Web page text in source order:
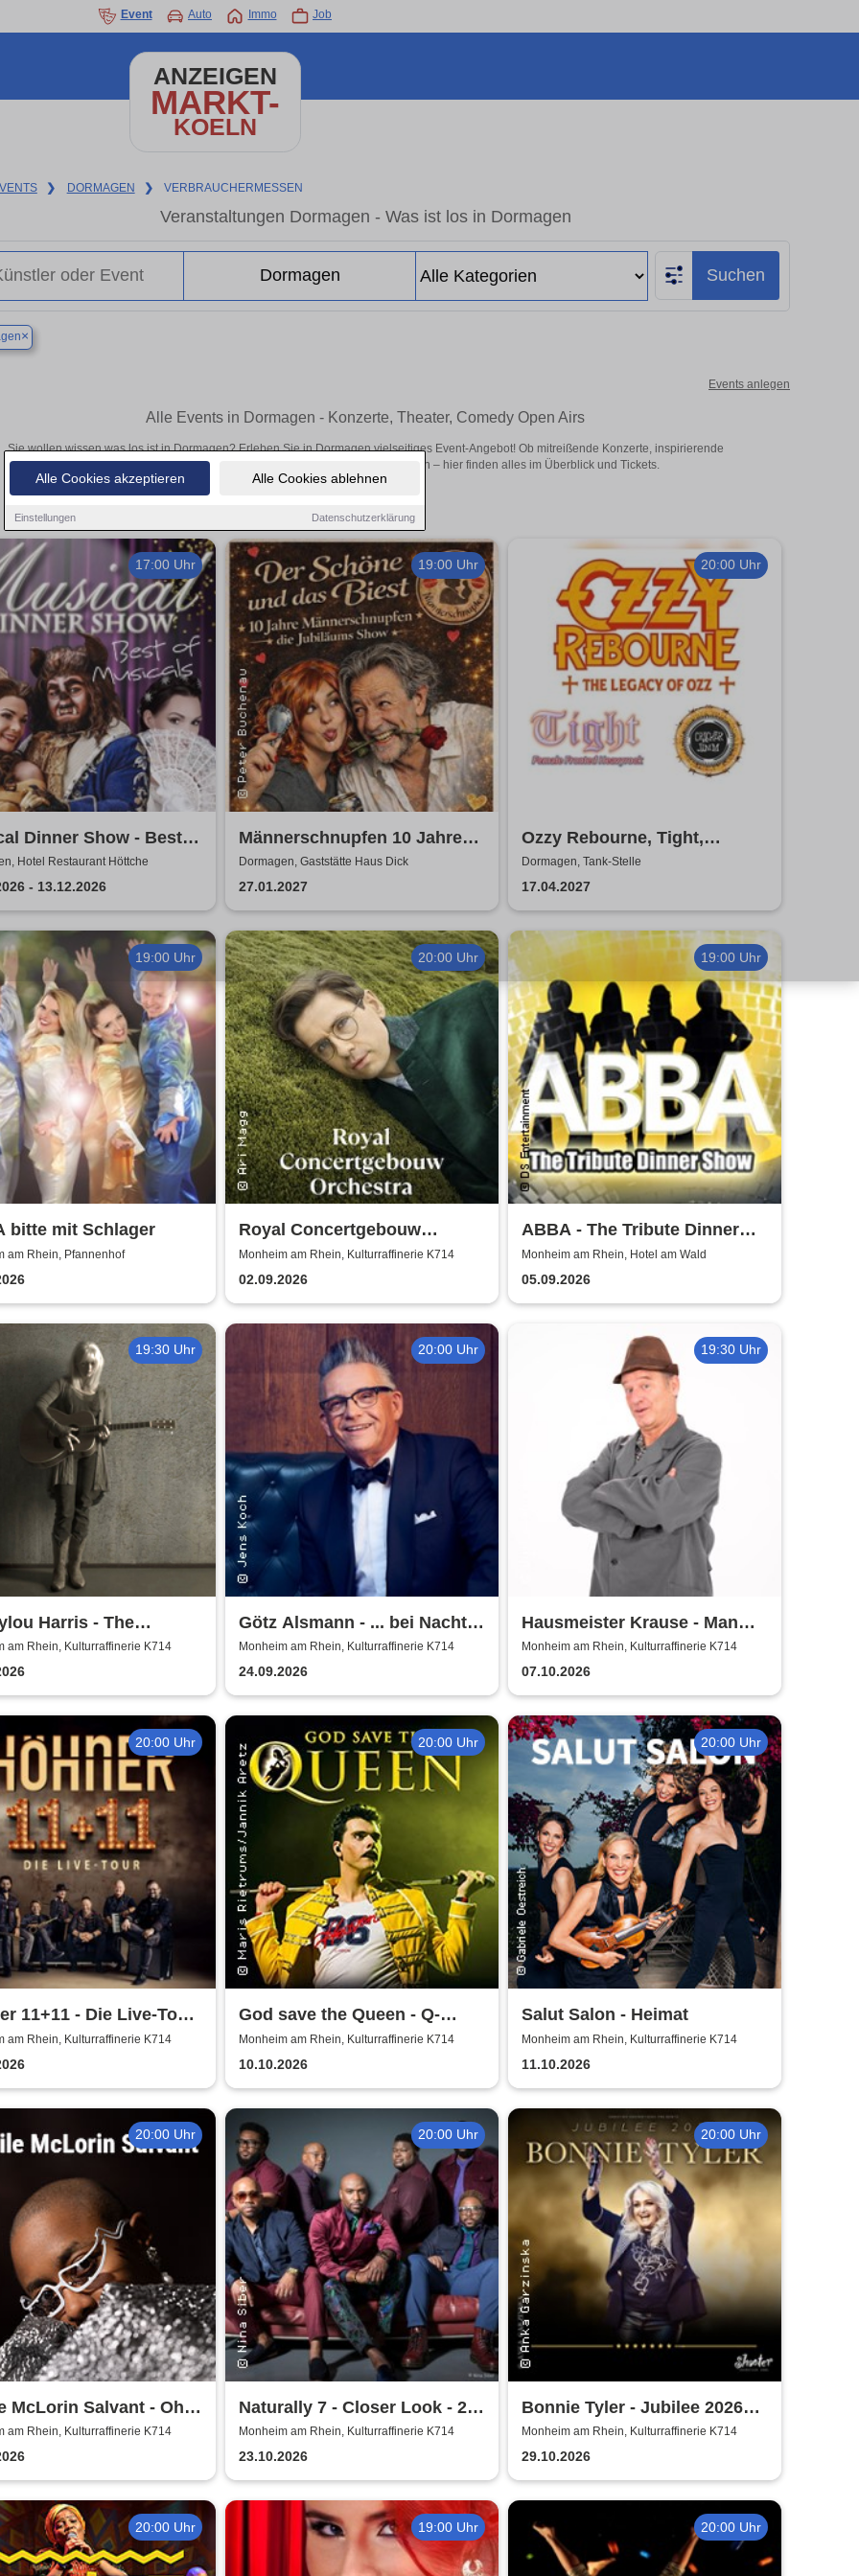
Alle Cookies akzeptieren Alle Cookies ablehnen
Einstellungen Datenschutzerklärung
Event Auto Immo Job
ANZEIGEN
MARKT-
KOELN
❯ DORMAGEN ❯ VERBRAUCHERMESSEN
Veranstaltungen Dormagen - Was ist los in Dormagen
Suchen
×
Events anlegen
Alle Events in Dormagen - Konzerte, Theater, Comedy Open Airs
Sie wollen wissen was los ist in Dormagen? Erleben Sie in Dormagen vielseitiges Event-Angebot! Ob mitreißende Konzerte, inspirierende
Theateraufführungen oder aufregende Veranstaltungen in Dormagen – hier finden alles im Überblick und Tickets.
17:00 Uhr
Dinner Show - Best
Hotel Restaurant Höttche
- 13.12.2026
19:00 Uhr
Männerschnupfen 10 Jahre
Jubiläumsshow
Dormagen, Gaststätte Haus Dick
27.01.2027
20:00 Uhr
Ozzy Rebourne, Tight,
Cracker Jamm
Dormagen, Tank-Stelle
17.04.2027
19:00 Uhr
bitte mit Schlager
am Rhein, Pfannenhof
20:00 Uhr
Royal Concertgebouw
Orchestra | Víkingur Ólafsson
Monheim am Rhein, Kulturraffinerie K714
02.09.2026
19:00 Uhr
ABBA - The Tribute Dinner
Show
Monheim am Rhein, Hotel am Wald
05.09.2026
19:30 Uhr
Harris - The
Farewell Tour
am Rhein, Kulturraffinerie K714
20:00 Uhr
Götz Alsmann - ... bei Nacht
...
Monheim am Rhein, Kulturraffinerie K714
24.09.2026
19:30 Uhr
Hausmeister Krause - Man
lebt nur zweimal
Monheim am Rhein, Kulturraffinerie K714
07.10.2026
20:00 Uhr
11+11 - Die Live-Tour
am Rhein, Kulturraffinerie K714
20:00 Uhr
God save the Queen - Q-
Revival Band
Monheim am Rhein, Kulturraffinerie K714
10.10.2026
20:00 Uhr
Salut Salon - Heimat
Monheim am Rhein, Kulturraffinerie K714
11.10.2026
20:00 Uhr
McLorin Salvant - Oh
Germany 2026
am Rhein, Kulturraffinerie K714
20:00 Uhr
Naturally 7 - Closer Look - 25
Years of Naturally 7
Monheim am Rhein, Kulturraffinerie K714
23.10.2026
20:00 Uhr
Bonnie Tyler - Jubilee 2026
Tournee
Monheim am Rhein, Kulturraffinerie K714
29.10.2026
20:00 Uhr 19:00 Uhr 20:00 Uhr